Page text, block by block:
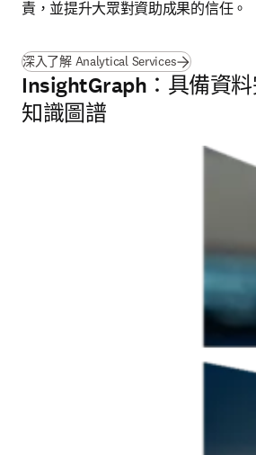
責，並提升大眾對資助成果的信任。
深入了解 Analytical Services(打開新的分頁
InsightGraph：具備資
知識圖譜